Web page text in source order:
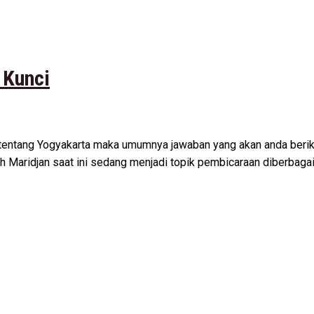
Yogyakarta maka umumnya jawaban yang akan anda
saat ini sedang menjadi topik pembicaraan